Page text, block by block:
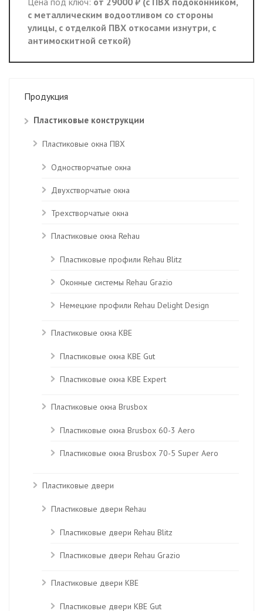
с металлическим водоотливом со стороны
улицы, с отделкой ПВХ откосами изнутри, с
антимоскитной сеткой)
Продукция
Пластиковые конструкции
Пластиковые окна ПВХ
Одностворчатые окна
Двухстворчатые окна
Трехстворчатые окна
Пластиковые окна Rehau
Пластиковые профили Rehau Blitz
Оконные системы Rehau Grazio
Немецкие профили Rehau Delight Design
Пластиковые окна KBE
Пластиковые окна КВЕ Gut
Пластиковые окна КВЕ Expert
Пластиковые окна Brusbox
Пластиковые окна Brusbox 60-3 Aero
Пластиковые окна Brusbox 70-5 Super Aero
Пластиковые двери
Пластиковые двери Rehau
Пластиковые двери Rehau Blitz
Пластиковые двери Rehau Grazio
Пластиковые двери KBE
Пластиковые двери КВЕ Gut